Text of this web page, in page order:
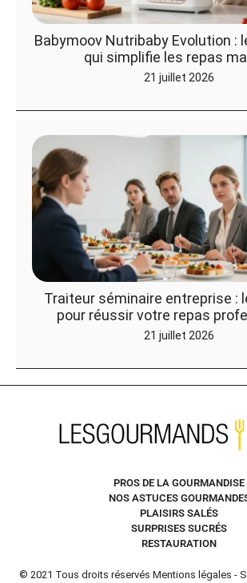
Babymoov Nutribaby Evolution :
qui simplifie les repas
21 juillet 2026
Traiteur séminaire entreprise :
pour réussir votre repas
21 juillet 2026
PROS DE LA GOURMANDISE
NOS ASTUCES
PLAISIRS SALÉS
SURPRISES SUCRÉS
RESTAURATION
© 2021 Tous droits réservés Mentions légales -